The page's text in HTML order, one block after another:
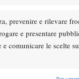
prevenire e rilevare
e presentare
e comunicare le scelte
si racconta:
delle prime volte.
alla Top 100”